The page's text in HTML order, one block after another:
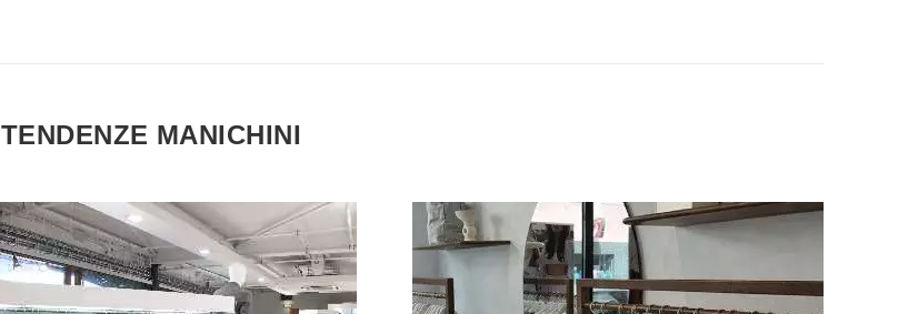
VEDERE LE PRODUCTO GRUCCE NEGOZIO VEDERE LE PRODUCTO GRUCCE NEGOZIO
TENDENZE MANICHINI